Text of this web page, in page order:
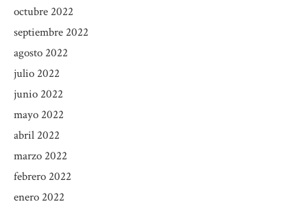
octubre 2022
septiembre 2022
agosto 2022
julio 2022
junio 2022
mayo 2022
abril 2022
marzo 2022
febrero 2022
enero 2022